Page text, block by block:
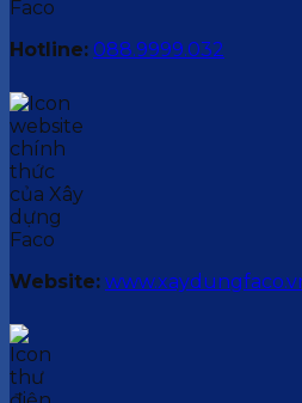
Hotline: 088.9999.032
Website: